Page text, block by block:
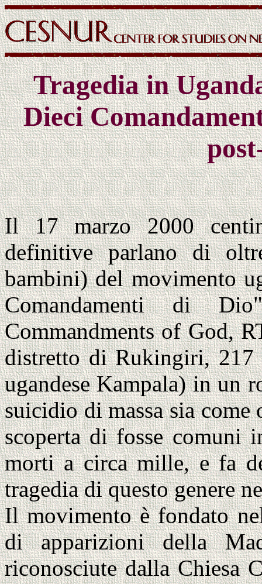
Tragedia in
Dieci
Il 17 marzo 2000
definitive parlano di
bambini) del movimento
Comandamenti di
Commandments of God,
distretto di Rukingiri, 217
ugandese Kampala) in un
suicidio di massa sia
scoperta di fosse comuni
morti a circa mille, e fa
tragedia di questo genere
Il movimento è fondato
di apparizioni della
riconosciute dalla Chiesa